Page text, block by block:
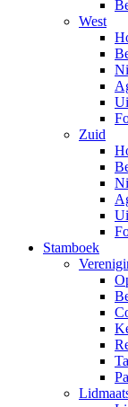
West
Zuid
Stamboek